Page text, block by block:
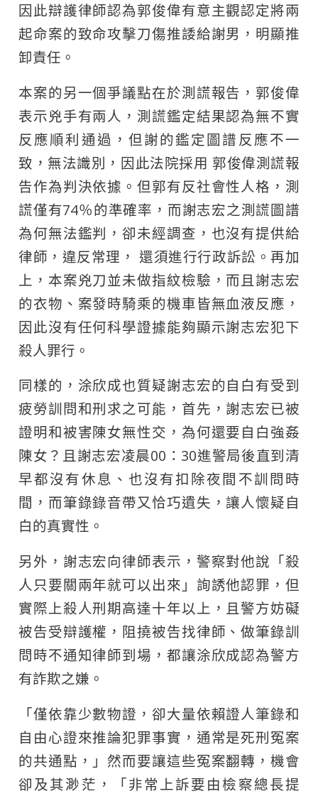
因此辯護律師認為郭俊偉有意主觀認定將兩
起命案的致命攻擊刀傷推諉給謝男，明顯推
卸責任。
本案的另一個爭議點在於測謊報告，郭俊偉
表示兇手有兩人，測謊鑑定結果認為無不實
反應順利通過，但謝的鑑定圖譜反應不一
致，無法識別，因此法院採用 郭俊偉測謊報
告作為判決依據。但郭有反社會性人格，測
謊僅有74％的準確率，而謝志宏之測謊圖譜
為何無法鑑判，卻未經調查，也沒有提供給
律師，違反常理， 還須進行行政訴訟。再加
上，本案兇刀並未做指紋檢驗，而且謝志宏
的衣物、案發時騎乘的機車皆無血液反應，
因此沒有任何科學證據能夠顯示謝志宏犯下
殺人罪行。
同樣的，涂欣成也質疑謝志宏的自白有受到
疲勞訓問和刑求之可能，首先，謝志宏已被
證明和被害陳女無性交，為何還要自白強姦
陳女？且謝志宏凌晨00：30進警局後直到清
早都沒有休息、也沒有扣除夜間不訓問時
間，而筆錄錄音帶又恰巧遺失，讓人懷疑自
白的真實性。
另外，謝志宏向律師表示，警察對他說「殺
人只要關兩年就可以出來」詢誘他認罪，但
實際上殺人刑期高達十年以上，且警方妨礙
被告受辯護權，阻撓被告找律師、做筆錄訓
問時不通知律師到場，都讓涂欣成認為警方
有詐欺之嫌。
「僅依靠少數物證，卻大量依賴證人筆錄和
自由心證來推論犯罪事實，通常是死刑冤案
的共通點，」然而要讓這些冤案翻轉，機會
卻及其渺茫，「非常上訴要由檢察總長提